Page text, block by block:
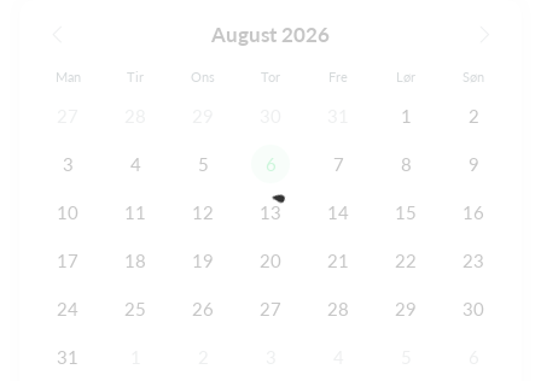
August 2026
Man Tir Ons Tor Fre Lør Søn
1 2
3 4 5 6 7 8 9
10 11 12 13 14 15 16
17 18 19 20 21 22 23
24 25 26 27 28 29 30
31